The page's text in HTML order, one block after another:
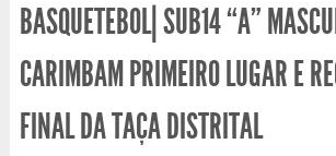
BASQUETEBOL| SUB14 “A”
CARIMBAM PRIMEIRO LUGAR E
FINAL DA TAÇA DISTRITAL